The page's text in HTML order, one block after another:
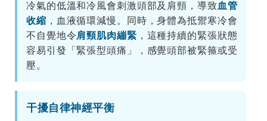
冷氣的低溫和冷風會刺激頭部及肩頸，導致血管
收縮 ，血液循環減慢。同時，身體為抵禦寒冷會
不自覺地令肩頸肌肉繃緊 ，這種持續的緊張狀態
容易引發「緊張型頭痛」，感覺頭部被緊箍或受
壓。
干擾自律神經平衡